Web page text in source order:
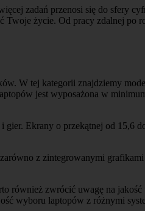
zadań przenosi się do sfery
Twoje życie. Od pracy zdalnej po
W tej kategorii znajdziemy
jest wyposażona w
gier. Ekrany o przekątnej od 15,6
z zintegrowanymi
również zwrócić uwagę na
wyboru laptopów z różnymi